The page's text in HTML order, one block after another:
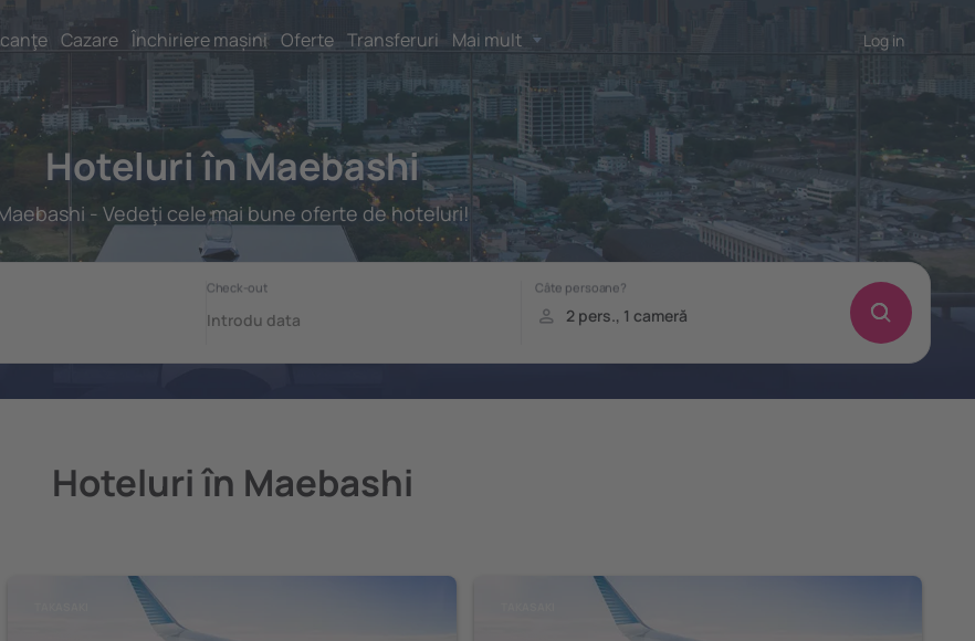
Cazare Închiriere mașini Oferte Transferuri Mai mult Log in
Hoteluri în Maebashi
- Vedeţi cele mai bune oferte de hoteluri!
Hoteluri în Maebashi